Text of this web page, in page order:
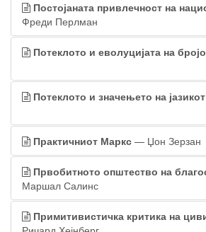
Постојаната привлечност на
Фреди Перлман
Потеклото и еволуцијата на
Потеклото и значењето на јазикот
Практичниот Маркс — Џон Зерзан
Првобитното општество на
Маршал Салинс
Примитивистичка критика на